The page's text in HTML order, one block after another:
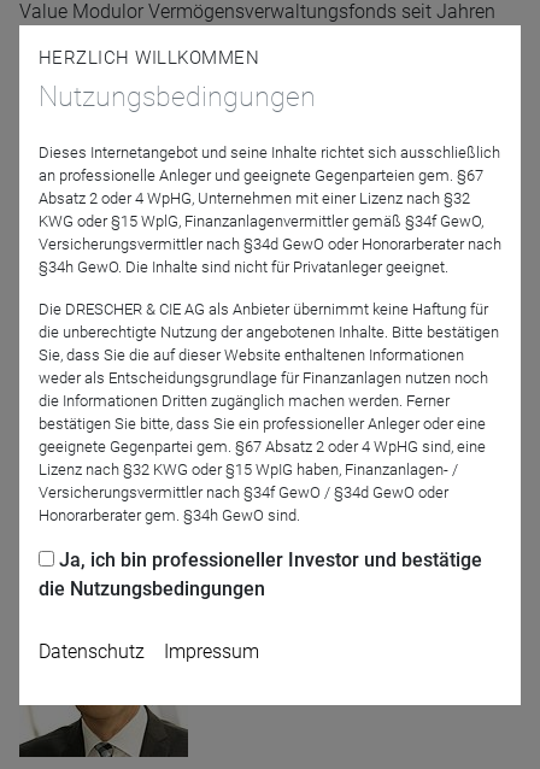
Value Modulor Vermögensverwaltungsfonds seit Jahren
professionelle Kunden.
Referenten
Dr. Hendrik Leber
ACATIS Investment
Kapitalverwaltungsgesellschaft
David Houdek
HERZLICH WILLKOMMEN
Nutzungsbedingungen
Dieses Internetangebot und seine Inhalte richtet sich ausschließlich
an professionelle Anleger und geeignete Gegenparteien gem. §67
Absatz 2 oder 4 WpHG, Unternehmen mit einer Lizenz nach §32
KWG oder §15 WplG, Finanzanlagenvermittler gemäß §34f GewO,
Versicherungsvermittler nach §34d GewO oder Honorarberater nach
§34h GewO. Die Inhalte sind nicht für Privatanleger geeignet.
Die DRESCHER & CIE AG als Anbieter übernimmt keine Haftung für
die unberechtigte Nutzung der angebotenen Inhalte. Bitte bestätigen
Sie, dass Sie die auf dieser Website enthaltenen Informationen
weder als Entscheidungsgrundlage für Finanzanlagen nutzen noch
die Informationen Dritten zugänglich machen werden. Ferner
bestätigen Sie bitte, dass Sie ein professioneller Anleger oder eine
geeignete Gegenpartei gem. §67 Absatz 2 oder 4 WpHG sind, eine
Lizenz nach §32 KWG oder §15 WpIG haben, Finanzanlagen- /
Versicherungsvermittler nach §34f GewO / §34d GewO oder
Honorarberater gem. §34h GewO sind.
Ja, ich bin professioneller Investor und bestätige
die Nutzungsbedingungen
Datenschutz Impressum